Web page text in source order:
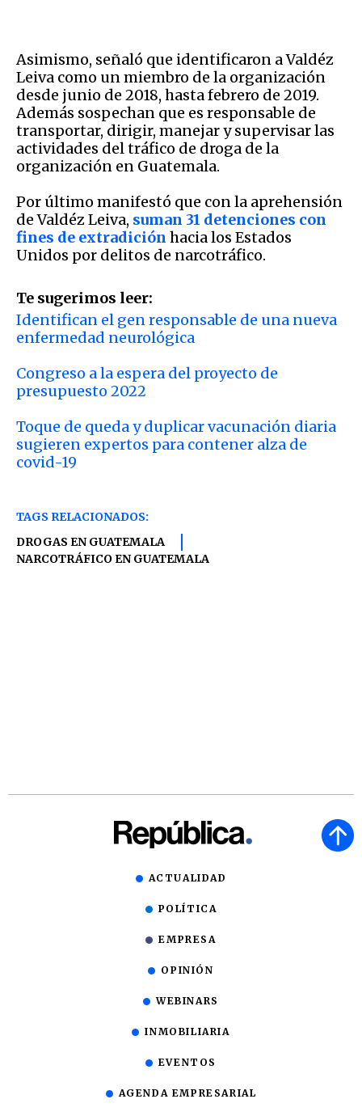
Asimismo, señaló que identificaron a Valdéz
Leiva como un miembro de la organización
desde junio de 2018, hasta febrero de 2019.
Además sospechan que es responsable de
transportar, dirigir, manejar y supervisar las
actividades del tráfico de droga de la
organización en Guatemala.
Por último manifestó que con la aprehensión
de Valdéz Leiva, suman 31 detenciones con
fines de extradición hacia los Estados
Unidos por delitos de narcotráfico.
Te sugerimos leer:
Identifican el gen responsable de una nueva
enfermedad neurológica
Congreso a la espera del proyecto de
presupuesto 2022
Toque de queda y duplicar vacunación diaria
sugieren expertos para contener alza de
covid-19
TAGS RELACIONADOS:
DROGAS EN GUATEMALA
NARCOTRÁFICO EN GUATEMALA
ACTUALIDAD
POLÍTICA
EMPRESA
OPINIÓN
WEBINARS
INMOBILIARIA
EVENTOS
AGENDA EMPRESARIAL